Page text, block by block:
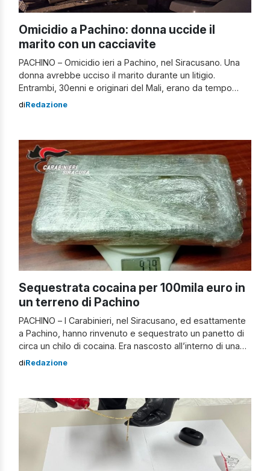
Omicidio a Pachino: donna uccide il
marito con un cacciavite
PACHINO – Omicidio ieri a Pachino, nel Siracusano. Una
donna avrebbe ucciso il marito durante un litigio.
Entrambi, 30enni e originari del Mali, erano da tempo
residenti regolarmente in città. L’uomo, secondo una
dai sanitari del 118 e trasportato al […]
diRedazione
Sequestrata cocaina per 100mila euro in
un terreno di Pachino
PACHINO – I Carabinieri, nel Siracusano, ed esattamente
a Pachino, hanno rinvenuto e sequestrato un panetto di
circa un chilo di cocaina. Era nascosto all’interno di una
valigetta per l’ufficio. La droga era occultata in un terreno.
diRedazione